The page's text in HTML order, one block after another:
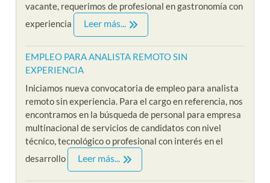
vacante, requerimos de profesional en gastronomía con
experiencia
Leer más...
EMPLEO PARA ANALISTA REMOTO SIN
EXPERIENCIA
Iniciamos nueva convocatoria de empleo para analista
remoto sin experiencia. Para el cargo en referencia, nos
encontramos en la búsqueda de personal para empresa
multinacional de servicios de candidatos con nivel
técnico, tecnológico o profesional con interés en el
desarrollo
Leer más...